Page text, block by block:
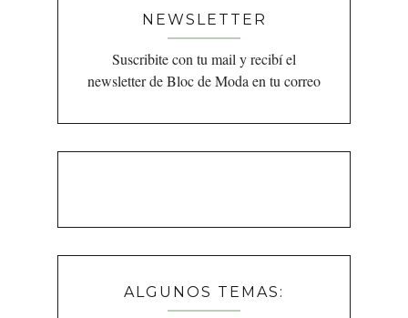
NEWSLETTER
Suscribite con tu mail y recibí el
newsletter de Bloc de Moda en tu correo
ALGUNOS TEMAS: